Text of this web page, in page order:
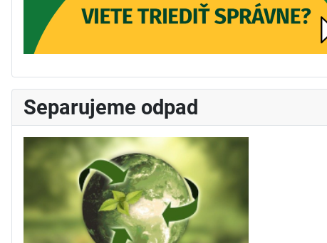
Separujeme odpad